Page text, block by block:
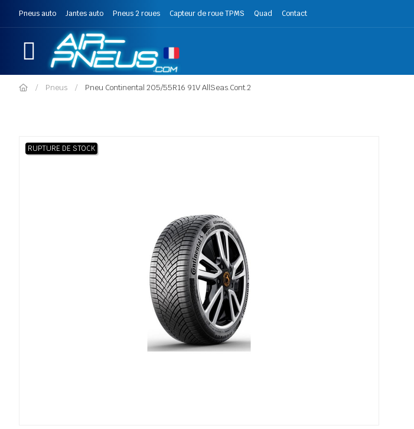
Pneus auto Jantes auto Pneus 2 roues Capteur de roue TPMS Quad Contact
Pneus Pneu Continental 205/55R16 91V AllSeas.Cont.2
RUPTURE DE STOCK